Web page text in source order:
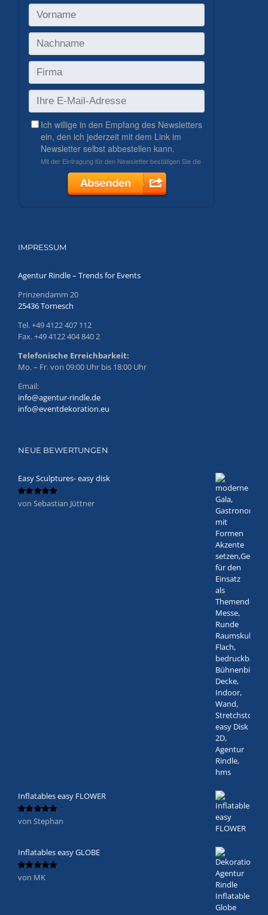
IMPRESSUM
Agentur Rindle – Trends for Events
Prinzendamm 20
25436 Tornesch
Tel. +49 4122 407 112
Fax. +49 4122 404 840 2
Telefonische Erreichbarkeit:
Mo. – Fr. von 09:00 Uhr bis 18:00 Uhr
Email:
info@agentur-rindle.de
info@eventdekoration.eu
NEUE BEWERTUNGEN
Easy Sculptures- easy disk
Bewertet
von Sebastian Jüttner
Inflatables easy FLOWER
Bewertet
von 5
von Stephan
Inflatables easy GLOBE
Bewertet
von MK